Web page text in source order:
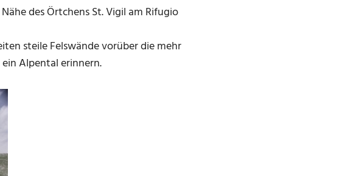
des Örtchens St. Vigil am Rifugio
steile Felswände vorüber die mehr
Alpental erinnern.